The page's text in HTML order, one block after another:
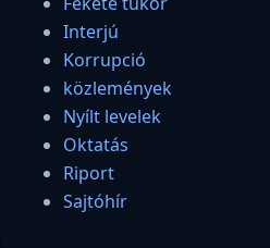
Interjú
Korrupció
közlemények
Nyílt levelek
Oktatás
Riport
Sajtóhír